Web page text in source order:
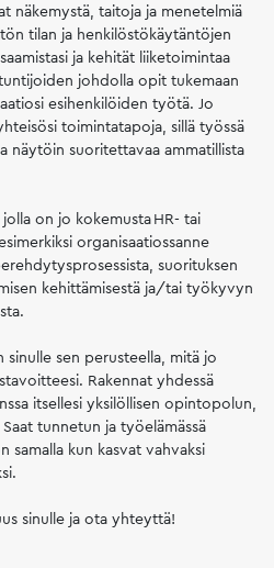
näkemystä, taitoja ja menetelmiä
tilan ja henkilöstökäytäntöjen
ja kehität liiketoimintaa
johdolla opit tukemaan
esihenkilöiden työtä. Jo
toimintatapoja, sillä työssä
näytöin suoritettavaa ammatillista
on jo kokemusta HR- tai
organisaatiossanne
suorituksen
kehittämisestä ja/tai työkyvyn
sinulle sen perusteella, mitä jo
Rakennat yhdessä
itsellesi yksilöllisen opintopolun,
tunnetun ja työelämässä
samalla kun kasvat vahvaksi
sinulle ja ota yhteyttä!